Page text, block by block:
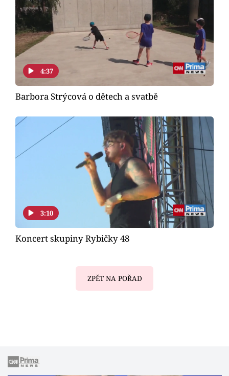
4:37
Barbora Strýcová o dětech a svatbě
3:10
Koncert skupiny Rybičky 48
ZPĚT NA POŘAD